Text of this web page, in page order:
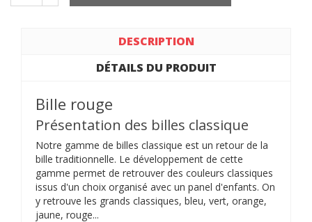
DESCRIPTION
DÉTAILS DU PRODUIT
Bille rouge
Présentation des billes classique
Notre gamme de billes classique est un retour de la
bille traditionnelle. Le développement de cette
gamme permet de retrouver des couleurs classiques
issus d'un choix organisé avec un panel d'enfants. On
y retrouve les grands classiques, bleu, vert, orange,
jaune, rouge...